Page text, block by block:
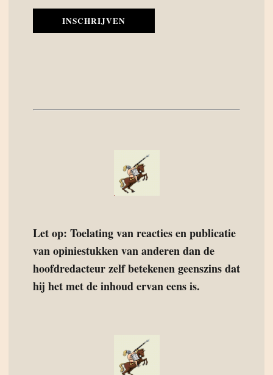
INSCHRIJVEN
Let op: Toelating van reacties en publicatie
van opiniestukken van anderen dan de
hoofdredacteur zelf betekenen geenszins dat
hij het met de inhoud ervan eens is.